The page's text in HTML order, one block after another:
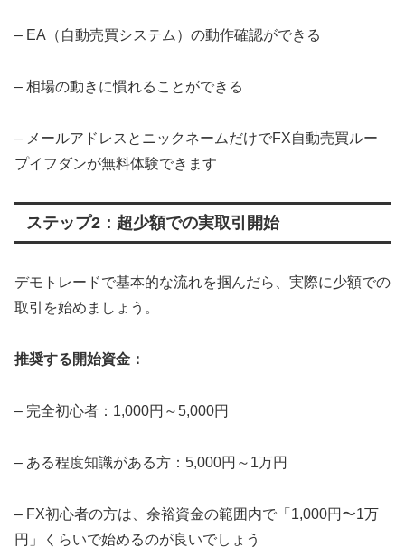
– EA（自動売買システム）の動作確認ができる
– 相場の動きに慣れることができる
– メールアドレスとニックネームだけでFX自動売買ルー
プイフダンが無料体験できます
ステップ2：超少額での実取引開始
デモトレードで基本的な流れを掴んだら、実際に少額での
取引を始めましょう。
推奨する開始資金：
– 完全初心者：1,000円～5,000円
– ある程度知識がある方：5,000円～1万円
– FX初心者の方は、余裕資金の範囲内で「1,000円〜1万
円」くらいで始めるのが良いでしょう